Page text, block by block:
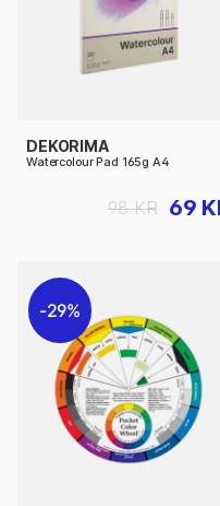
DEKORIMA
Watercolour Pad 165g A4
69
98 KR
29%